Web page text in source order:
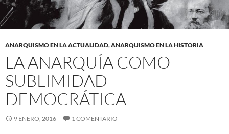
ANARQUISMO EN LA ACTUALIDAD,ANARQUISMO EN LA HISTORIA
LA ANARQUÍA COMO
SUBLIMIDAD
DEMOCRÁTICA
9 ENERO, 2016 1 COMENTARIO